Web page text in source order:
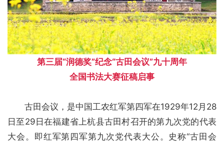
第三届“润德奖”纪念“古田会议”九十周年
全国书法大赛征稿启事
古田会议，是中国工农红军第四军在1929年12月28
日至29日在福建省上杭县古田村召开的第九次党的代表
大会。即红军第四军第九次党代表大公。史称“古田会